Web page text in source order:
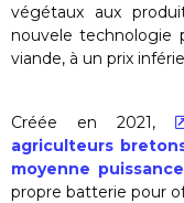
végétaux aux
nouvele technologie
viande, à un prix
Créée en 2021,
agriculteurs
moyenne puissance
propre batterie pour